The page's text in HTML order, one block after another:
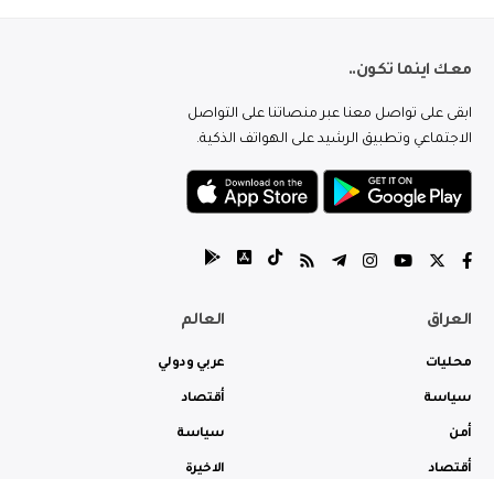
معك اينما تكون..
ابقى على تواصل معنا عبر منصاتنا على التواصل
الاجتماعي وتطبيق الرشيد على الهواتف الذكية.
العراق
محليات
سياسة
أمن
أقتصاد
العالم
عربي ودولي
أقتصاد
سياسة
الاخيرة